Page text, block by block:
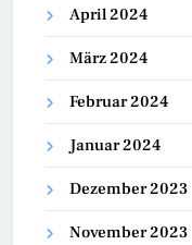
April 2024
März 2024
Februar 2024
Januar 2024
Dezember 2023
November 2023